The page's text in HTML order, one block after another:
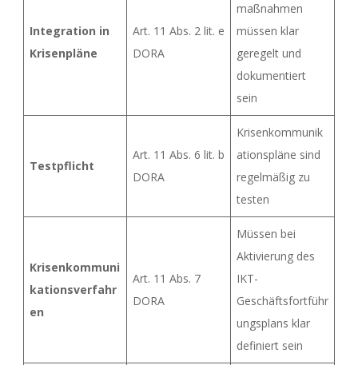
Integration in
Krisenpläne
Art. 11 Abs. 2 lit. e
DORA
maßnahmen
müssen klar
geregelt und
dokumentiert
sein
Testpflicht
Art. 11 Abs. 6 lit. b
DORA
Krisenkommunik
ationspläne sind
regelmäßig zu
testen
Krisenkommuni
kationsverfahr
en
Art. 11 Abs. 7
DORA
Müssen bei
Aktivierung des
IKT-
Geschäftsfortführ
ungsplans klar
definiert sein